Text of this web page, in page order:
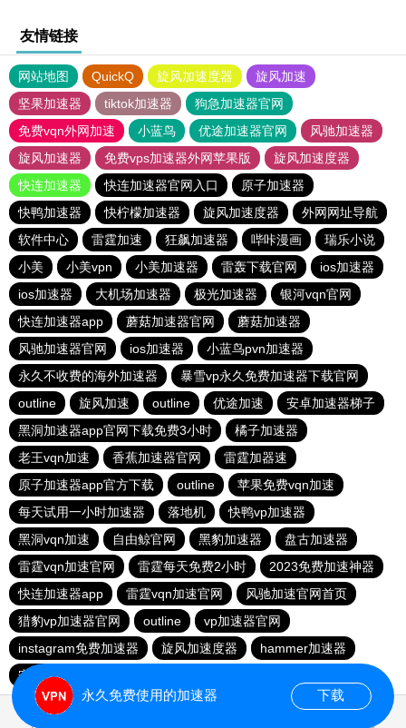
友情链接
网站地图 QuickQ 旋风加速度器
旋风加速
坚果加速器
tiktok加速器
狗急加速器官网
免费vqn外网加速
小蓝鸟 优途加速器官网
风驰加速器
旋风加速器
免费vps加速器外网苹果版
旋风加速度器
快连加速器
快连加速器官网入口
原子加速器
快鸭加速器
快柠檬加速器 旋风加速度器
外网网址导航
软件中心
雷霆加速 狂飙加速器 哔咔漫画
瑞乐小说
小美
小美vpn 小美加速器 雷轰下载官网
ios加速器
ios加速器
大机场加速器 极光加速器
银河vqn官网
快连加速器app
蘑菇加速器官网
蘑菇加速器
风驰加速器官网
ios加速器
小蓝鸟pvn加速器
永久不收费的海外加速器
暴雪vp永久免费加速器下载官网
outline
旋风加速 outline 优途加速
安卓加速器梯子
黑洞加速器app官网下载免费3小时
橘子加速器
老王vqn加速
香蕉加速器官网
雷霆加器速
原子加速器app官方下载
outline
苹果免费vqn加速
每天试用一小时加速器
落地机
快鸭vp加速器
黑洞vqn加速
自由鲸官网 黑豹加速器
盘古加速器
雷霆vqn加速官网
雷霆每天免费2小时
2023免费加速神器
快连加速器app
雷霆vqn加速官网
风驰加速官网首页
猎豹vp加速器官网
outline
vp加速器官网
instagram免费加速器
旋风加速度器
hammer加速器
安易加速器永久免费版
永久免费使用的加速器 下载